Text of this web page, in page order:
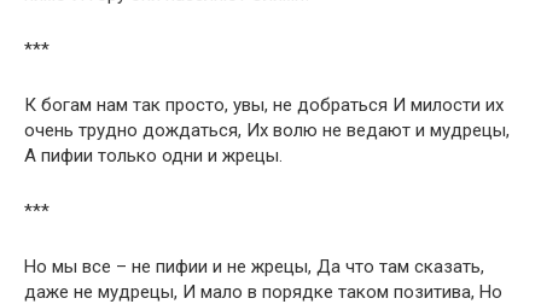
***
К богам нам так просто, увы, не добраться И милости их
очень трудно дождаться, Их волю не ведают и мудрецы,
А пифии только одни и жрецы.
***
Но мы все – не пифии и не жрецы, Да что там сказать,
даже не мудрецы, И мало в порядке таком позитива, Но